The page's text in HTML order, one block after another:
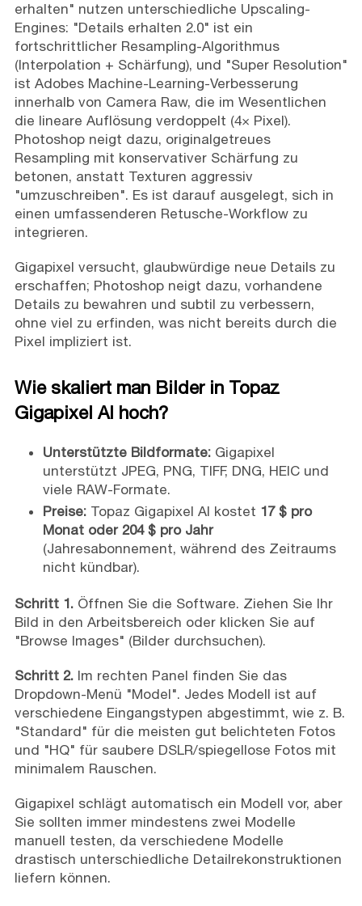
erhalten" nutzen unterschiedliche Upscaling-
Engines: "Details erhalten 2.0" ist ein
fortschrittlicher Resampling-Algorithmus
(Interpolation + Schärfung), und "Super Resolution"
ist Adobes Machine-Learning-Verbesserung
innerhalb von Camera Raw, die im Wesentlichen
die lineare Auflösung verdoppelt (4× Pixel).
Photoshop neigt dazu, originalgetreues
Resampling mit konservativer Schärfung zu
betonen, anstatt Texturen aggressiv
"umzuschreiben". Es ist darauf ausgelegt, sich in
einen umfassenderen Retusche-Workflow zu
integrieren.
Gigapixel versucht, glaubwürdige neue Details zu
erschaffen; Photoshop neigt dazu, vorhandene
Details zu bewahren und subtil zu verbessern,
ohne viel zu erfinden, was nicht bereits durch die
Pixel impliziert ist.
Wie skaliert man Bilder in Topaz
Gigapixel AI hoch?
Unterstützte Bildformate:Gigapixel
unterstützt JPEG, PNG, TIFF, DNG, HEIC und
viele RAW-Formate.
Preise:Topaz Gigapixel AI kostet 17 $ pro
Monat oder 204 $ pro Jahr
(Jahresabonnement, während des Zeitraums
nicht kündbar).
Schritt 1.Öffnen Sie die Software. Ziehen Sie Ihr
Bild in den Arbeitsbereich oder klicken Sie auf
"Browse Images" (Bilder durchsuchen).
Schritt 2.Im rechten Panel finden Sie das
Dropdown-Menü "Model". Jedes Modell ist auf
verschiedene Eingangstypen abgestimmt, wie z. B.
"Standard" für die meisten gut belichteten Fotos
und "HQ" für saubere DSLR/spiegellose Fotos mit
minimalem Rauschen.
Gigapixel schlägt automatisch ein Modell vor, aber
Sie sollten immer mindestens zwei Modelle
manuell testen, da verschiedene Modelle
drastisch unterschiedliche Detailrekonstruktionen
liefern können.